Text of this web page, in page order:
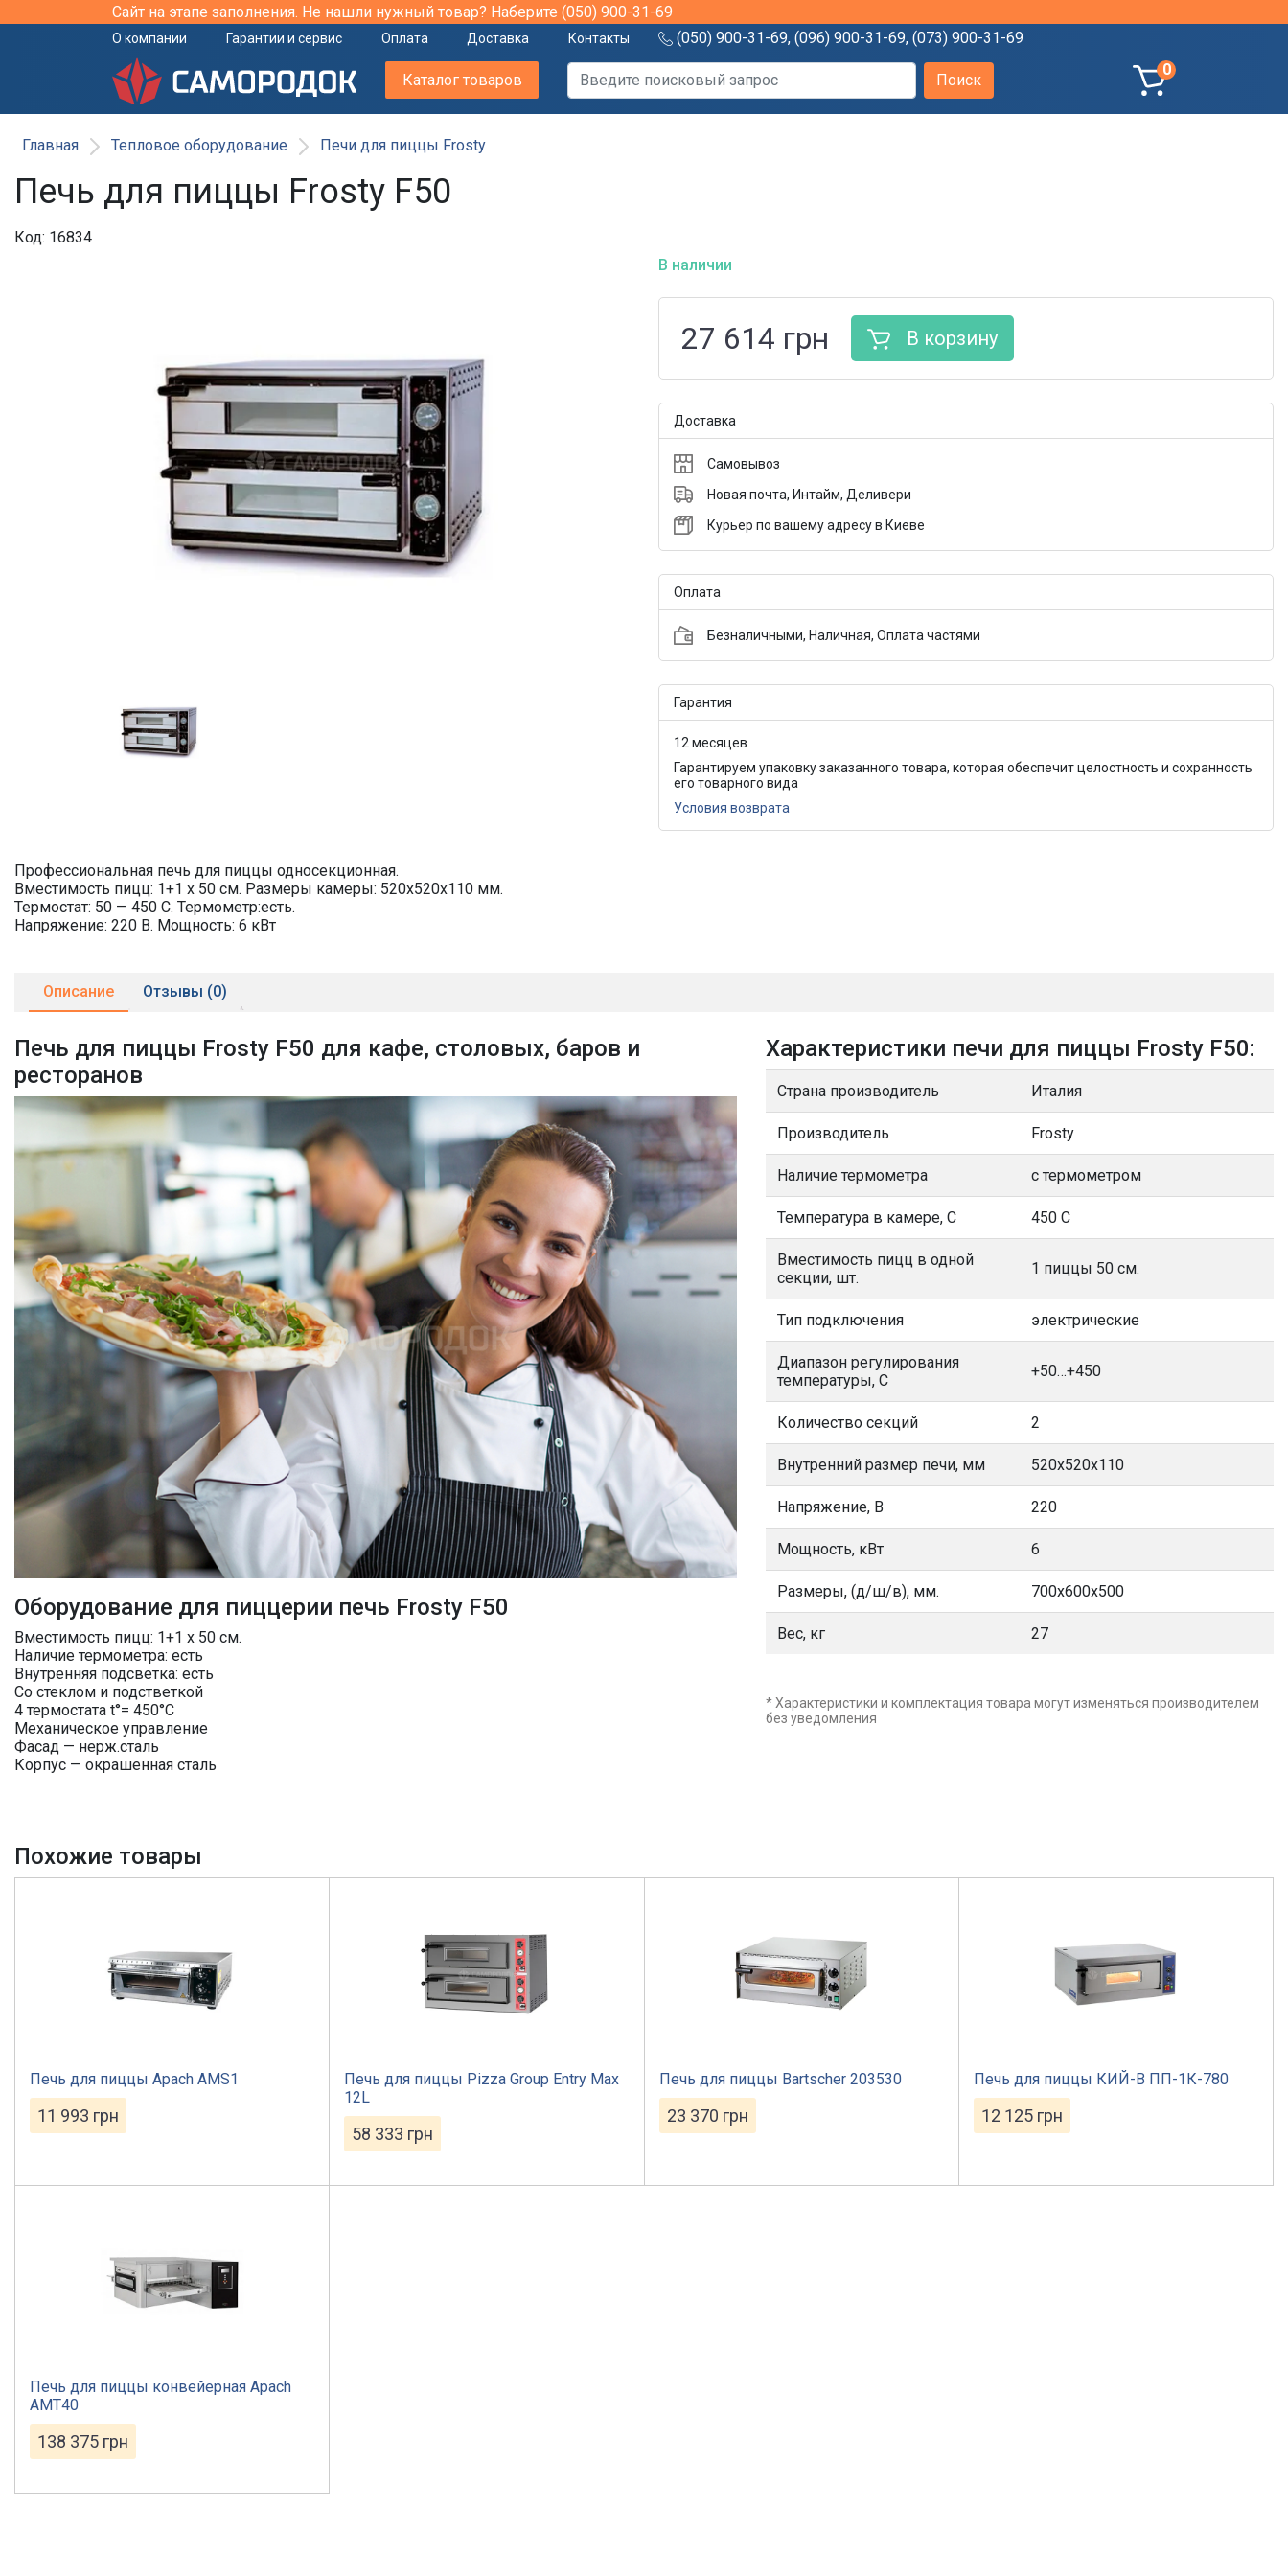
Сайт на этапе заполнения. Не нашли нужный товар? Наберите (050) 900-31-69
О компании Гарантии и сервис Оплата Доставка Контакты (050) 900-31-69, (096) 900-31-69, (073) 900-31-69
Каталог товаров
0
Главная Тепловое оборудование Печи для пиццы Frosty
Печь для пиццы Frosty F50
Код: 16834
В наличии
27 614 грн В корзину
Доставка
Самовывоз
Новая почта, Интайм, Деливери
Курьер по вашему адресу в Киеве
Оплата
Безналичными, Наличная, Оплата частями
Гарантия
12 месяцев
Гарантируем упаковку заказанного товара, которая обеспечит целостность и сохранность
его товарного вида
Условия возврата
Профессиональная печь для пиццы односекционная.
Вместимость пицц: 1+1 х 50 см. Размеры камеры: 520х520х110 мм.
Термостат: 50 — 450 С. Термометр:есть.
Напряжение: 220 В. Мощность: 6 кВт
Описание Отзывы (0)
Печь для пиццы Frosty F50 для кафе, столовых, баров и
ресторанов
Оборудование для пиццерии печь Frosty F50
Вместимость пицц: 1+1 х 50 см.
Наличие термометра: есть
Внутренняя подсветка: есть
Со стеклом и подстветкой
4 термостата t°= 450°C
Механическое управление
Фасад — нерж.сталь
Корпус — окрашенная сталь
Характеристики печи для пиццы Frosty F50:
Страна производитель Италия
Производитель Frosty
Наличие термометра с термометром
Температура в камере, С 450 С
Вместимость пицц в одной
секции, шт.
1 пиццы 50 см.
Тип подключения электрические
Диапазон регулирования
температуры, С
+50…+450
Количество секций 2
Внутренний размер печи, мм 520х520х110
Напряжение, В 220
Мощность, кВт 6
Размеры, (д/ш/в), мм. 700х600х500
Вес, кг 27
* Характеристики и комплектация товара могут изменяться производителем
без уведомления
Похожие товары
Печь для пиццы Apach AMS1
11 993 грн
Печь для пиццы Pizza Group Entry Max
12L
58 333 грн
Печь для пиццы Bartscher 203530
23 370 грн
Печь для пиццы КИЙ-В ПП-1К-780
12 125 грн
Печь для пиццы конвейерная Apach
AMT40
138 375 грн